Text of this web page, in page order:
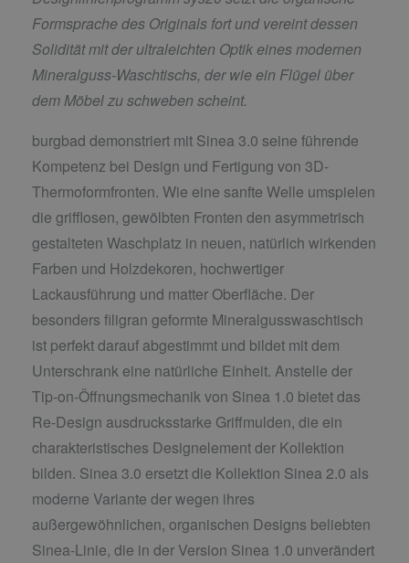
Formsprache des Originals fort und vereint dessen
Solidität mit der ultraleichten Optik eines modernen
Mineralguss-Waschtischs, der wie ein Flügel über
dem Möbel zu schweben scheint.
burgbad demonstriert mit Sinea 3.0 seine führende
Kompetenz bei Design und Fertigung von 3D-
Thermoformfronten. Wie eine sanfte Welle umspielen
die grifflosen, gewölbten Fronten den asymmetrisch
gestalteten Waschplatz in neuen, natürlich wirkenden
Farben und Holzdekoren, hochwertiger
Lackausführung und matter Oberfläche. Der
besonders filigran geformte Mineralgusswaschtisch
ist perfekt darauf abgestimmt und bildet mit dem
Unterschrank eine natürliche Einheit. Anstelle der
Tip-on-Öffnungsmechanik von Sinea 1.0 bietet das
Re-Design ausdrucksstarke Griffmulden, die ein
charakteristisches Designelement der Kollektion
bilden. Sinea 3.0 ersetzt die Kollektion Sinea 2.0 als
moderne Variante der wegen ihres
außergewöhnlichen, organischen Designs beliebten
Sinea-Linie, die in der Version Sinea 1.0 unverändert